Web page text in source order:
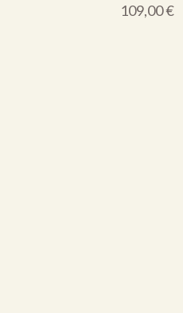
109,00€